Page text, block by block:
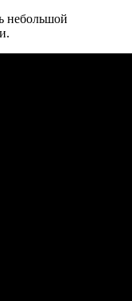
небольшой